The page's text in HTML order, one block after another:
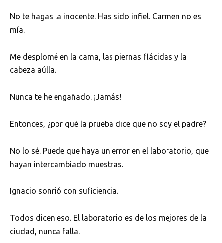
No te hagas la inocente. Has sido infiel. Carmen no es
mía.
Me desplomé en la cama, las piernas flácidas y la
cabeza aúlla.
Nunca te he engañado. ¡Jamás!
Entonces, ¿por qué la prueba dice que no soy el padre?
No lo sé. Puede que haya un error en el laboratorio, que
hayan intercambiado muestras.
Ignacio sonrió con suficiencia.
Todos dicen eso. El laboratorio es de los mejores de la
ciudad, nunca falla.